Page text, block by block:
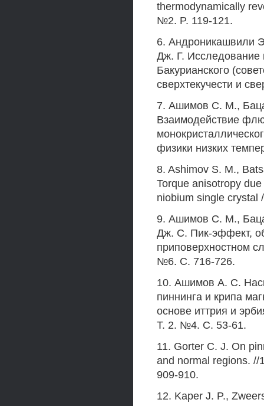
thermodynamically
№2. P. 119-121.
6. Андроникашвили
Дж. Г. Исследование
Бакурианского
сверхтекучести и
7. Ашимов С. М.,
Взаимодействие
физики низких
8. Ashimov S. M.,
Torque anisotropy
niobium single crystal
9. Ашимов С. M.,
Дж. С. Пик-эффект,
приповерхностном
№6. С. 716-726.
10. Ашимов А. С.
пиннинга и крипа
основе иттрия и
Т. 2. №4. С. 53-61.
11. Gorter С. J. On
and normal regions. //
909-910.
12. Kaper J. P.,